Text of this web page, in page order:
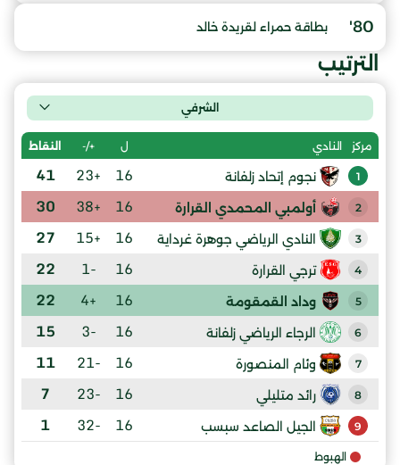
80' بطاقة حمراء لقريدة خالد
الترتيب
الشرفي
مركز النادي ل +/- النقاط
1 نجوم إتحاد زلفانة 16
+23
41
2 أولمبي المحمدي القرارة 16
+38
30
3 النادي الرياضي جوهرة غرداية 16
+15
27
4 ترجي القرارة 16
-1
22
5 وداد القمقومة 16
+4
22
6 الرجاء الرياضي زلفانة 16
-3
15
7 وئام المنصورة 16
-21
11
8 رائد متليلي 16
-23
7
9 الجيل الصاعد سبسب 16
-32
1
الهبوط